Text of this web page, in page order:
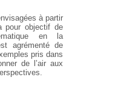
à partir
pour objectif de
en la
agrémenté de
pris dans
de l’air aux